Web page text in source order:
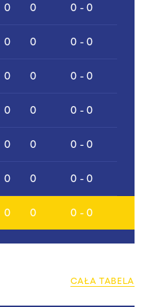
0 0 0 - 0
0 0 0 - 0
0 0 0 - 0
0 0 0 - 0
0 0 0 - 0
0 0 0 - 0
0 0 0 - 0
CAŁA TABELA